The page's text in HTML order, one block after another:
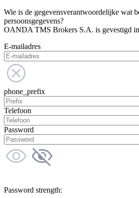
Wie is de gegevensverantwoordelijke wat
persoonsgegevens?
OANDA TMS Brokers S.A. is gevestigd in
E-mailadres
phone_prefix
Telefoon
Password
Password strength: